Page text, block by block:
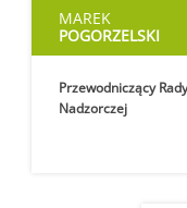
MAREK
POGORZELSKI
Przewodniczący Rady
Nadzorczej